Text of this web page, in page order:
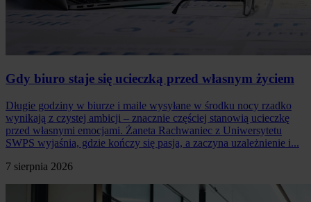
Gdy biuro staje się ucieczką przed własnym życiem
Długie godziny w biurze i maile wysyłane w środku nocy rzadko
wynikają z czystej ambicji – znacznie częściej stanowią ucieczkę
przed własnymi emocjami. Żaneta Rachwaniec z Uniwersytetu
SWPS wyjaśnia, gdzie kończy się pasja, a zaczyna uzależnienie i...
7 sierpnia 2026